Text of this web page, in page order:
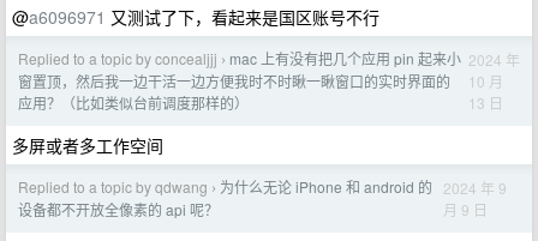
@a6096971 又测试了下，看起来是国区账号不行
Replied to a topic by concealjjj › mac 上有没有把几个应用 pin 起来小
窗置顶，然后我一边干活一边方便我时不时瞅一瞅窗口的实时界面的
应用？（比如类似台前调度那样的）
2024 年
10 月
13 日
多屏或者多工作空间
Replied to a topic by qdwang › 为什么无论 iPhone 和 android 的
设备都不开放全像素的 api 呢？
2024 年 9
月 9 日